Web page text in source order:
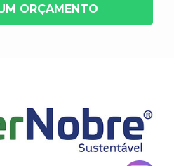
ORÇAMENTO